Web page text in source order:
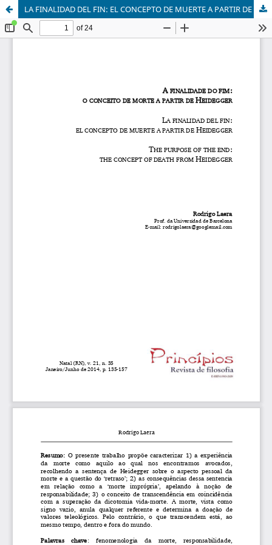
LA FINALIDAD DEL FIN: EL CONCEPTO DE MUERTE A PARTIR DE HEIDEGGER